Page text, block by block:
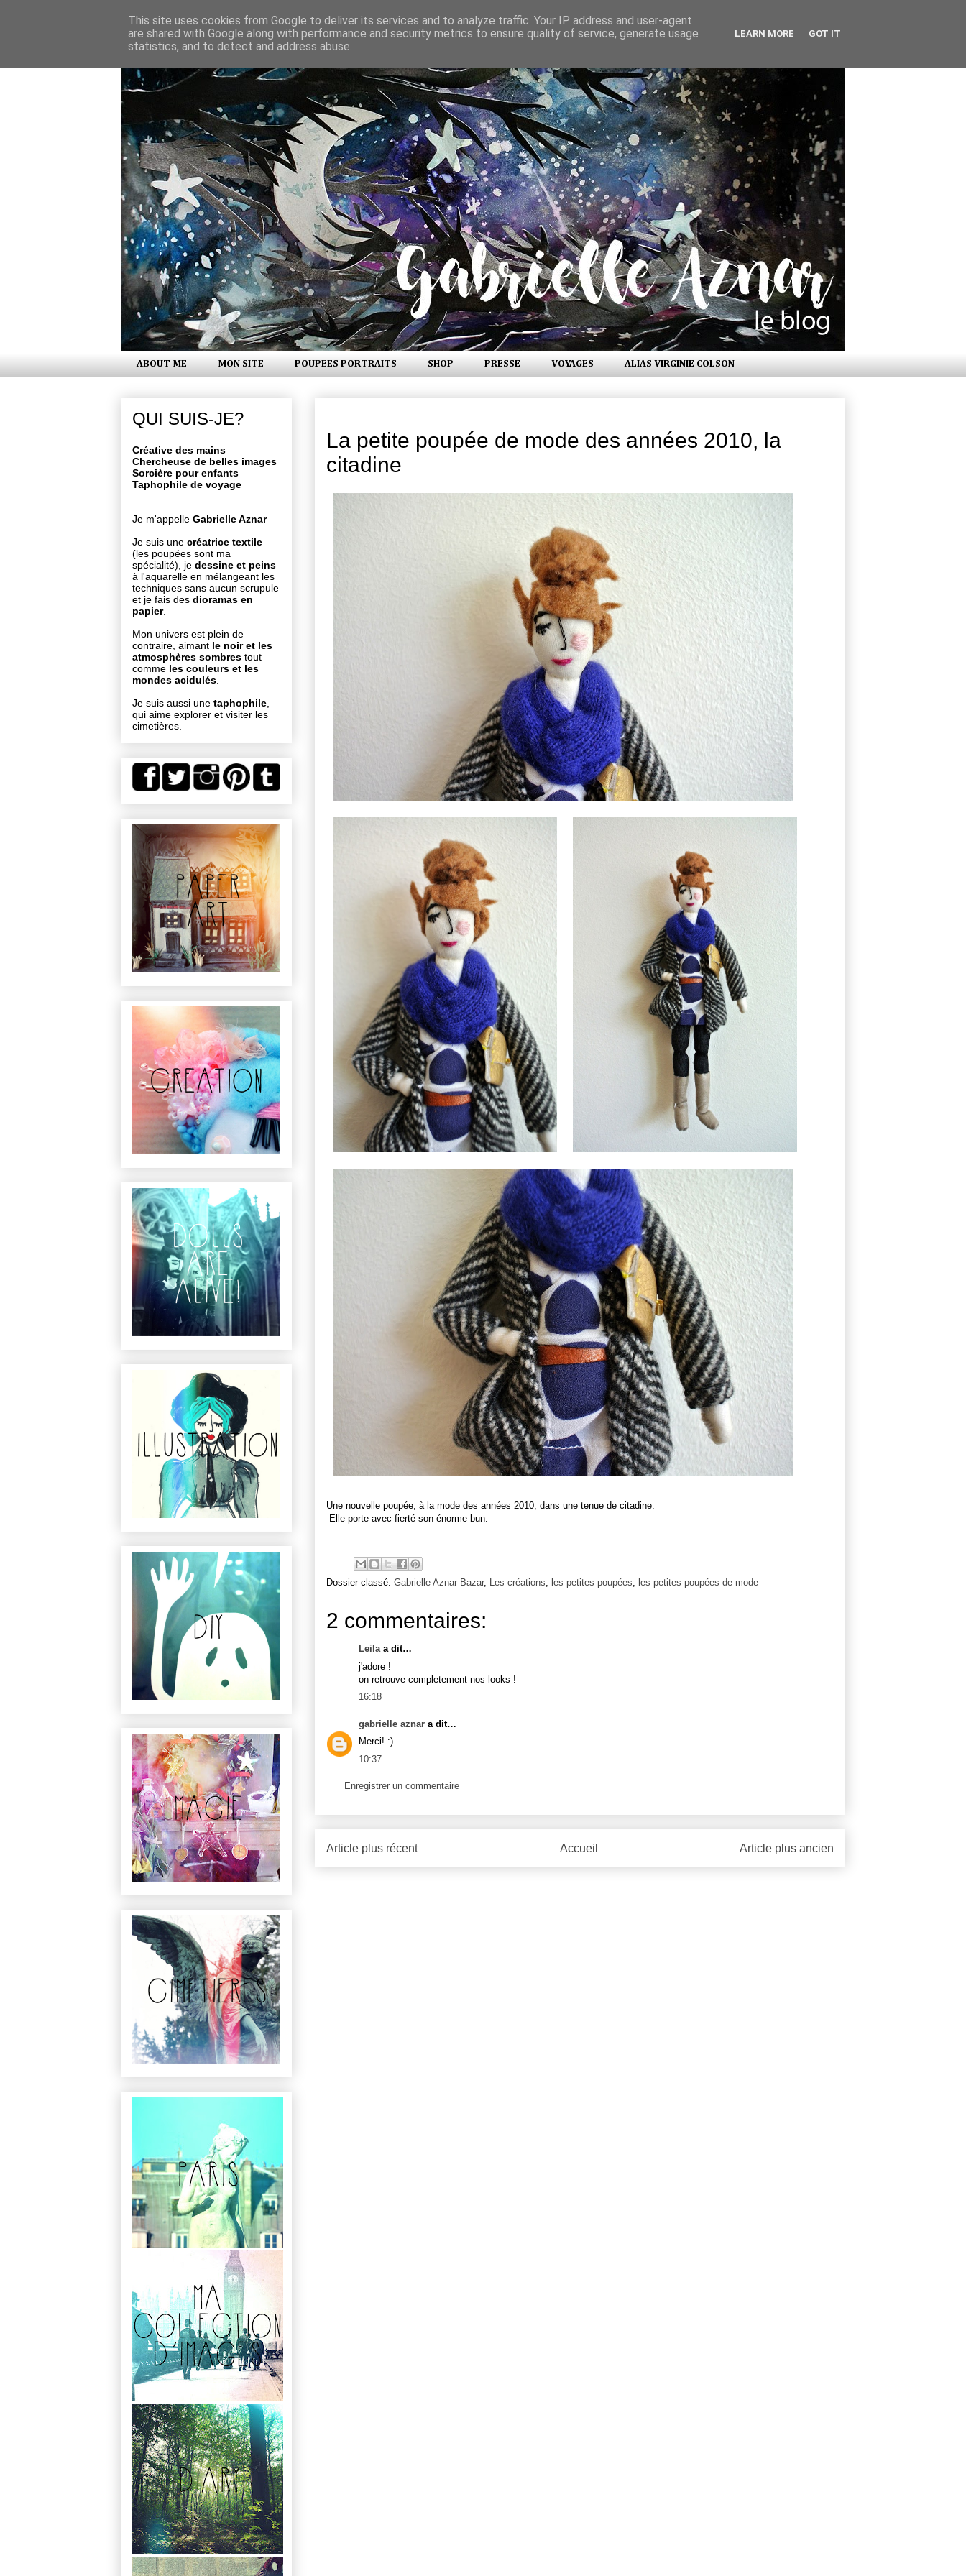
ABOUT ME MON SITE POUPEES PORTRAITS SHOP PRESSE VOYAGES ALIAS VIRGINIE COLSON
La petite poupée de mode des années 2010, la
citadine
Une nouvelle poupée, à la mode des années 2010, dans une tenue de citadine.
Elle porte avec fierté son énorme bun.
Dossier classé: Gabrielle Aznar Bazar, Les créations, les petites poupées, les petites poupées de mode
2 commentaires:
Leilaa dit…
j'adore !
on retrouve completement nos looks !
16:18
gabrielle aznar a dit…
Merci! :)
10:37
Enregistrer un commentaire
Article plus récent Article plus ancien
Accueil
QUI SUIS-JE?
Créative des mains
Chercheuse de belles images
Sorcière pour enfants
Taphophile de voyage
Je m'appelle Gabrielle Aznar
Je suis une créatrice textile
(les poupées sont ma
spécialité), je dessine et peins
à l'aquarelle en mélangeant les
techniques sans aucun scrupule
et je fais des dioramas en
papier.
Mon univers est plein de
contraire, aimant le noir et les
atmosphères sombres tout
comme les couleurs et les
mondes acidulés
Je suis aussi une taphophile
qui aime explorer et visiter les
cimetières.
This site uses cookies from Google to deliver its services and to analyze traffic. Your IP address and user-agent
are shared with Google along with performance and security metrics to ensure quality of service, generate usage
statistics, and to detect and address abuse.
LEARN MORE GOT IT